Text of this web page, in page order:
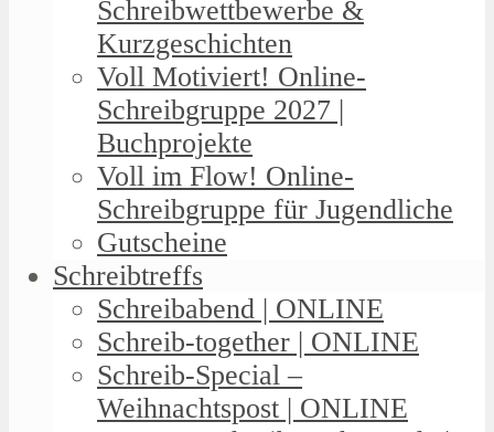
Schreibwettbewerbe &
Kurzgeschichten
Voll Motiviert! Online-
Schreibgruppe 2027 |
Buchprojekte
Voll im Flow! Online-
Schreibgruppe für Jugendliche
Gutscheine
Schreibtreffs
Schreibabend | ONLINE
Schreib-together | ONLINE
Schreib-Special –
Weihnachtspost | ONLINE